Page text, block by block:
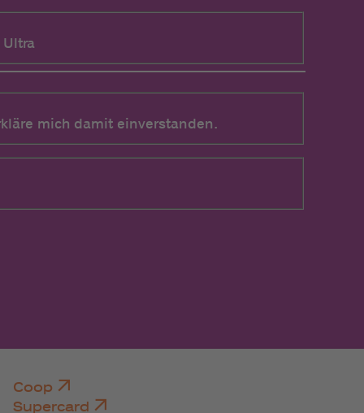
Ultra
mich damit einverstanden.
Coop
Supercard